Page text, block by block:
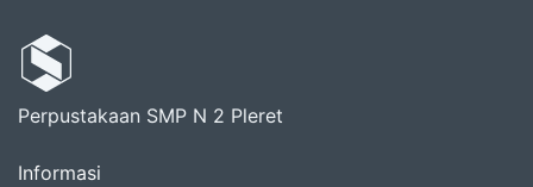
Perpustakaan SMP N 2 Pleret
Informasi